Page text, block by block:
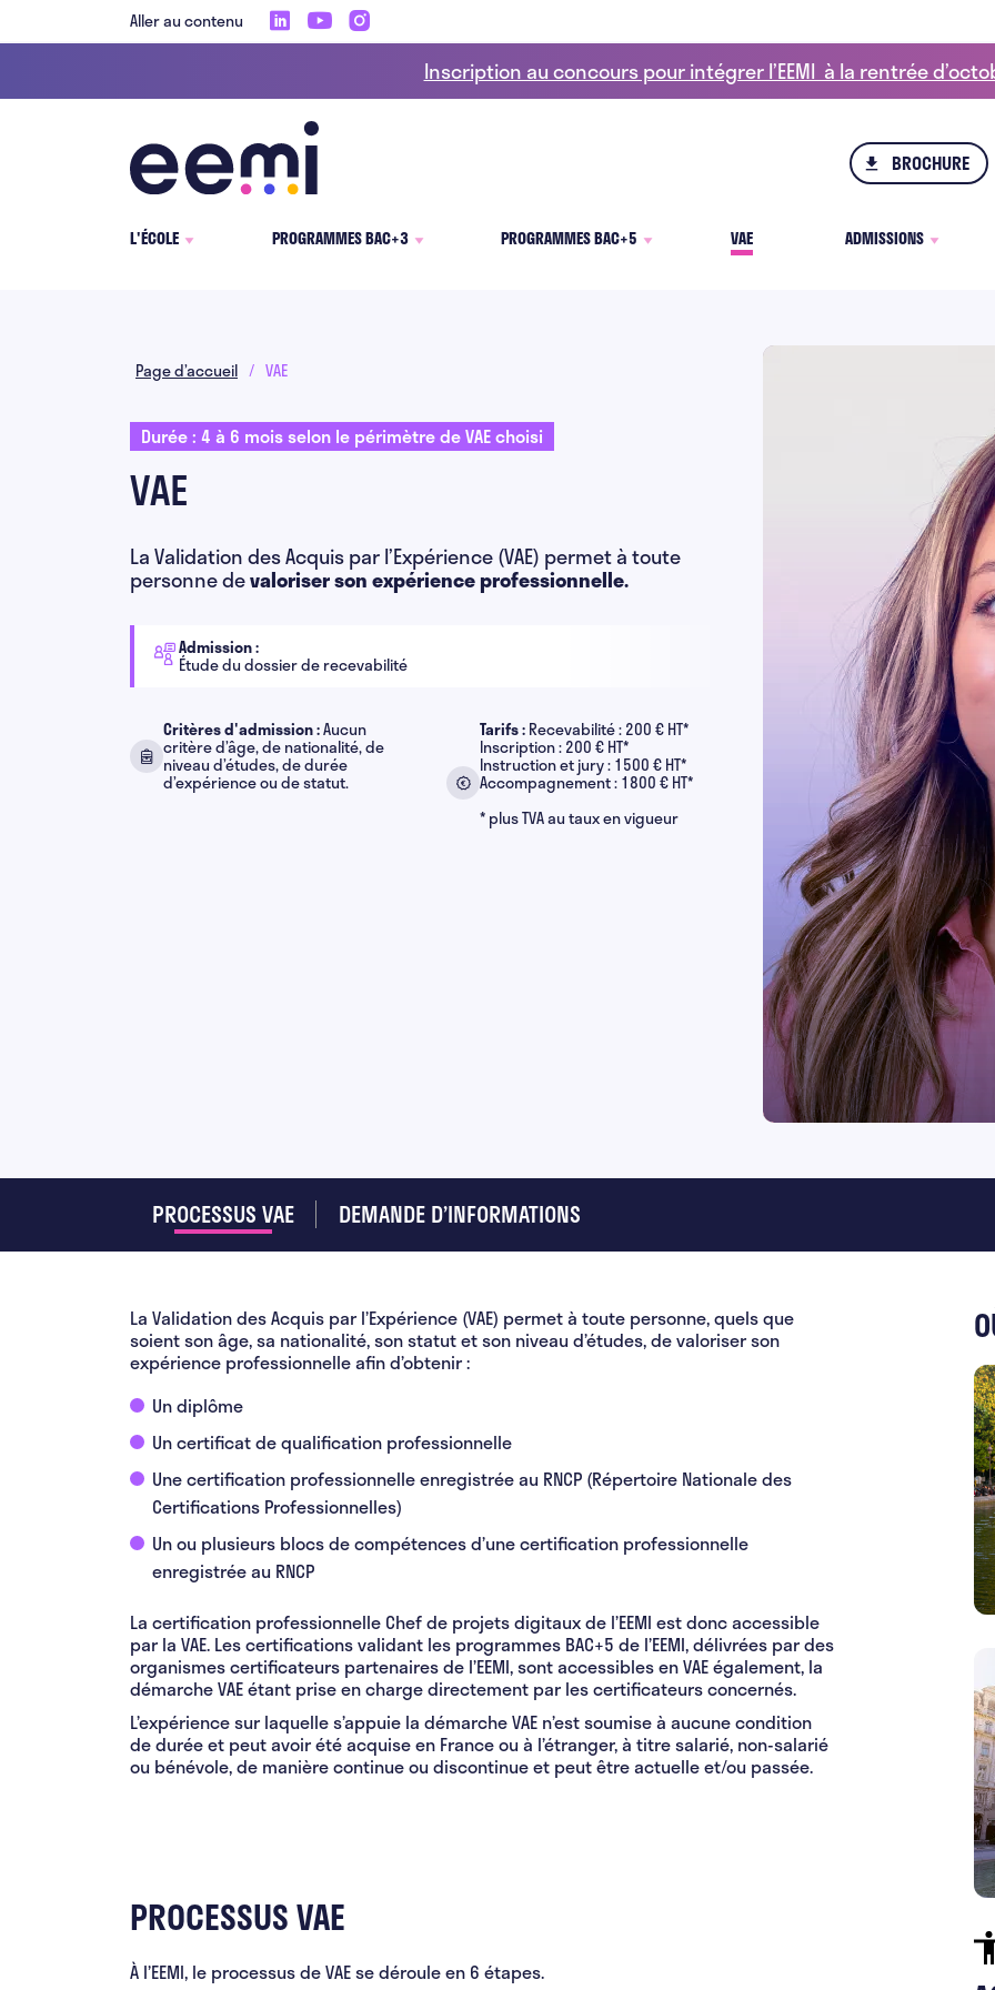
Aller au contenu
Inscription au concours pour intégrer l’EEMI à la rentrée
BROCHURE
L'ÉCOLE PROGRAMMES BAC+3 PROGRAMMES BAC+5 VAE ADMISSIONS
Page d’accueil / VAE
Durée : 4 à 6 mois selon le périmètre de VAE choisi
VAE
La Validation des Acquis par l’Expérience (VAE) permet à toute
personne devaloriser son expérience professionnelle.
Admission :
Étude du dossier de recevabilité
Critères d'admission :Aucun
critère d’âge, de nationalité, de
niveau d’études, de durée
d’expérience ou de statut.
Tarifs :Recevabilité : 200 € HT*
Inscription : 200 € HT*
Instruction et jury : 1500 € HT*
Accompagnement : 1800 € HT*
* plus TVA au taux en vigueur
PROCESSUS VAE DEMANDE D’INFORMATIONS
La Validation des Acquis par l’Expérience (VAE) permet à toute personne, quels que
soient son âge, sa nationalité, son statut et son niveau d’études, de valoriser son
expérience professionnelle afin d’obtenir :
Un diplôme
Un certificat de qualification professionnelle
Une certification professionnelle enregistrée au RNCP (Répertoire Nationale des
Certifications Professionnelles)
Un ou plusieurs blocs de compétences d’une certification professionnelle
enregistrée au RNCP
La certification professionnelle Chef de projets digitaux de l’EEMI est donc accessible
par la VAE. Les certifications validant les programmes BAC+5 de l’EEMI, délivrées par des
organismes certificateurs partenaires de l’EEMI, sont accessibles en VAE également, la
démarche VAE étant prise en charge directement par les certificateurs concernés.
L’expérience sur laquelle s’appuie la démarche VAE n’est soumise à aucune condition
de durée et peut avoir été acquise en France ou à l’étranger, à titre salarié, non-salarié
ou bénévole, de manière continue ou discontinue et peut être actuelle et/ou passée.
PROCESSUS VAE
À l’EEMI, le processus de VAE se déroule en 6 étapes.